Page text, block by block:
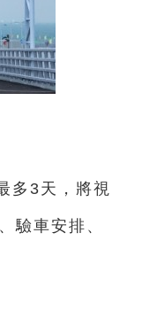
多3天，將視
驗車安排、